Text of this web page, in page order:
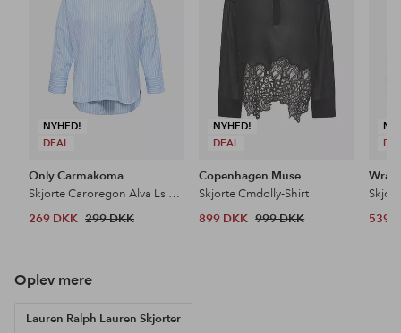
NYHED!
DEAL
Only Carmakoma
Skjorte Caroregon Alva Ls Back Btn Shirt Wv
269 DKK 299 DKK
NYHED!
DEAL
Copenhagen Muse
Skjorte Cmdolly-Shirt
899 DKK 999 DKK 539
Oplev mere
Lauren Ralph Lauren Skjorter